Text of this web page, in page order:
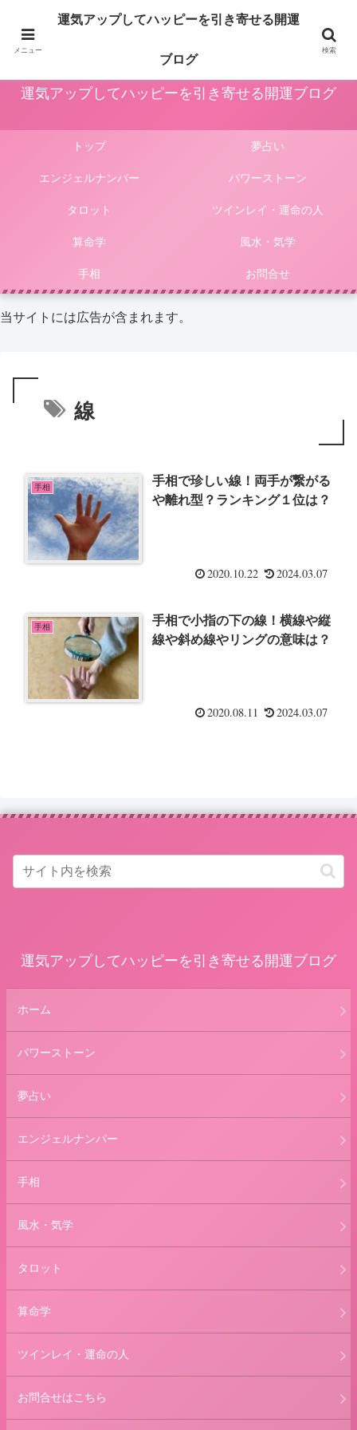
占いや風水、気学やパワーストーン等による運気アップ法は人生をより楽しく
豊かにしてくれます。このサイトではそんな様々な占いやパワーストーンによ
運気アップしてハッピーを引き寄せる開運ブログ
トップ 夢占い
エンジェルナンバー パワーストーン
タロット ツインレイ・運命の人
算命学 風水・気学
手相 お問合せ
当サイトには広告が含まれます。
線
手相
手相で珍しい線！両手が繋がる
や離れ型？ランキング１位は？
2020.10.22 2024.03.07
手相
手相で小指の下の線！横線や縦
線や斜め線やリングの意味は？
2020.08.11 2024.03.07
運気アップしてハッピーを引き寄せる開運ブログ
ホーム
パワーストーン
夢占い
エンジェルナンバー
手相
風水・気学
タロット
算命学
ツインレイ・運命の人
お問合せはこちら
メニュー
運気アップしてハッピーを引き寄せる開運
ブログ
検索